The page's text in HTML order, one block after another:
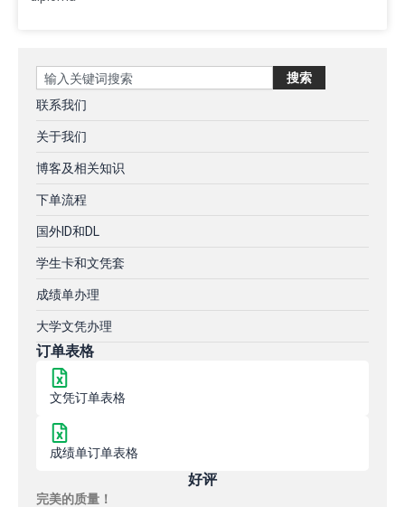
Search 搜索
联系我们
关于我们
博客及相关知识
下单流程
国外ID和DL
学生卡和文凭套
成绩单办理
大学文凭办理
订单表格
文凭订单表格
成绩单订单表格
好评
完美的质量！